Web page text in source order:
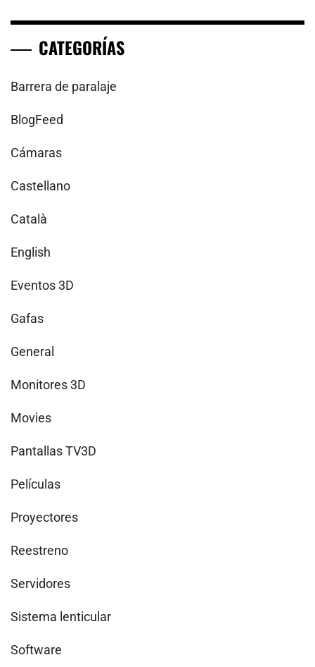
CATEGORÍAS
Barrera de paralaje
BlogFeed
Cámaras
Castellano
Català
English
Eventos 3D
Gafas
General
Monitores 3D
Movies
Pantallas TV3D
Películas
Proyectores
Reestreno
Servidores
Sistema lenticular
Software